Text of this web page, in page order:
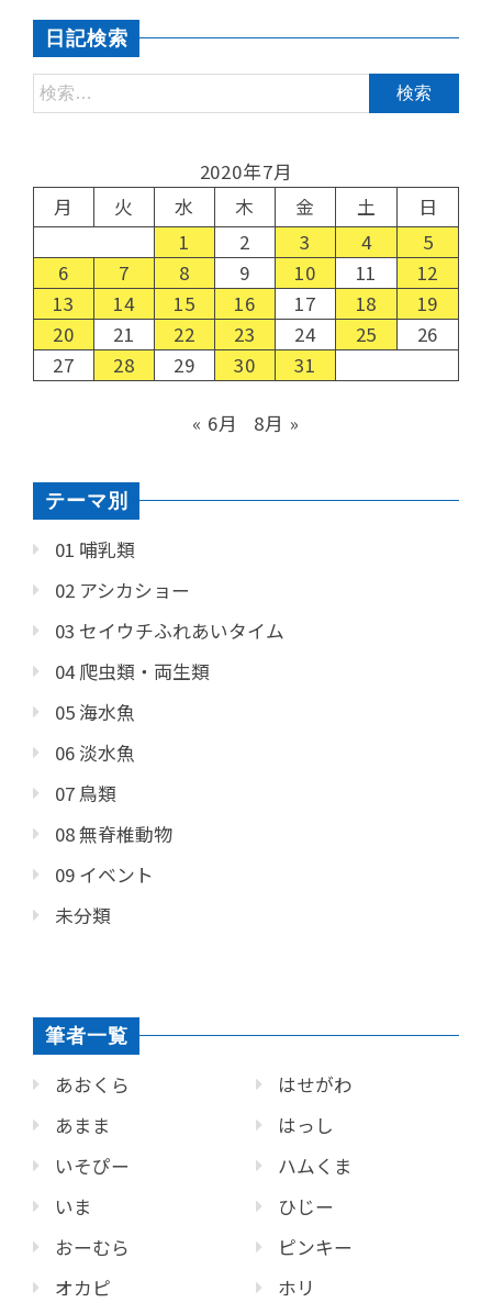
日記検索
2020年7月
月
火 水 木 金 土
日
1
2 3 4
5
6
7 8 9 10 11
12
13
14 15 16 17 18
19
20
21 22 23 24 25
26
27
28 29 30 31
« 6月 8月 »
テーマ別
01 哺乳類
02 アシカショー
03 セイウチふれあいタイム
04 爬虫類・両生類
05 海水魚
06 淡水魚
07 鳥類
08 無脊椎動物
09 イベント
未分類
筆者一覧
あおくら
あまま
いそぴー
いま
おーむら
オカピ
はせがわ
はっし
ハムくま
ひじー
ピンキー
ホリ